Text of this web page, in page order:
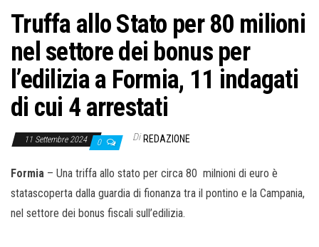
Truffa allo Stato per 80 milioni
nel settore dei bonus per
l’edilizia a Formia, 11 indagati
di cui 4 arrestati
11 Settembre 2024 0 Di REDAZIONE
Formia – Una triffa allo stato per circa 80 milnioni di euro è
statascoperta dalla guardia di fionanza tra il pontino e la Campania,
nel settore dei bonus fiscali sull’edilizia.